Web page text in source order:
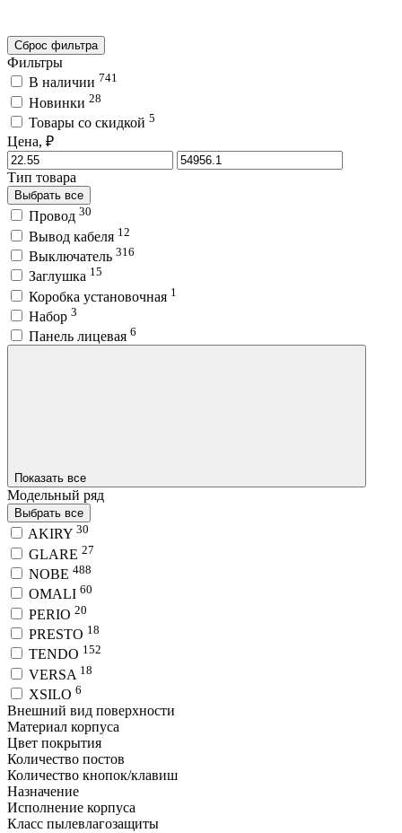
Сброс фильтра
Фильтры
В наличии 741
Новинки 28
Товары со скидкой 5
Цена, ₽
Тип товара
Выбрать все
Провод 30
Вывод кабеля 12
Выключатель 316
Заглушка 15
Коробка установочная 1
Набор 3
Панель лицевая 6
Показать все
Модельный ряд
Выбрать все
AKIRY 30
GLARE 27
NOBE 488
OMALI 60
PERIO 20
PRESTO 18
TENDO 152
VERSA 18
XSILO 6
Внешний вид поверхности
Материал корпуса
Цвет покрытия
Количество постов
Количество кнопок/клавиш
Назначение
Исполнение корпуса
Класс пылевлагозащиты